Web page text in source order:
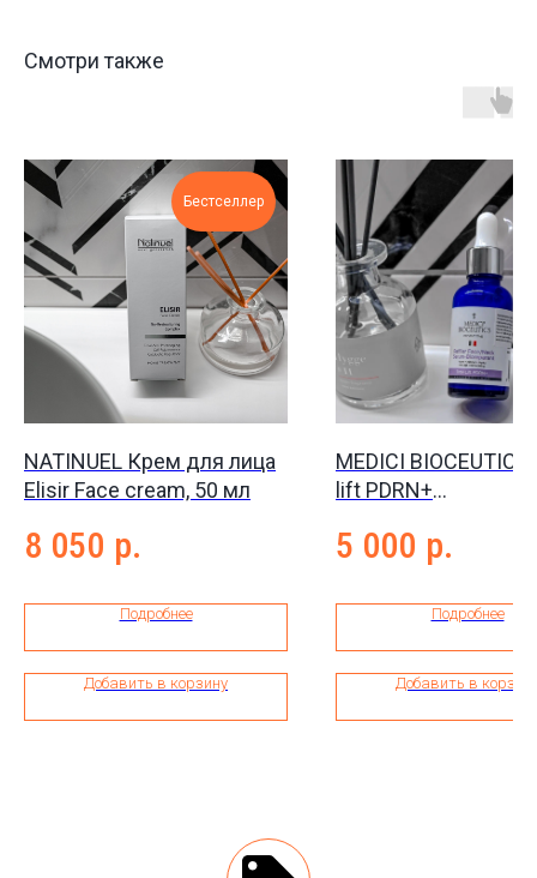
Смотри также
Бестселлер
NATINUEL Крем для лица
Elisir Face cream, 50 мл
8 050 р.
Подробнее
Добавить в корзину
MEDICI
lift PDRN+
сыворотка-
5 000 р.
Подробнее
Добавить в